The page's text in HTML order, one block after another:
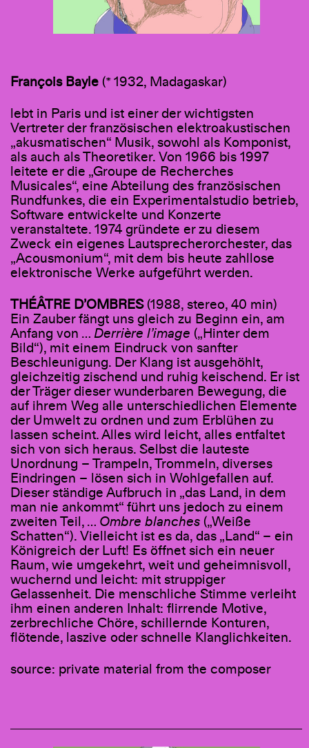
François Bayle (* 1932, Madagaskar)
lebt in Paris und ist einer der wichtigsten
Vertreter der französischen elektroakustischen
„akusmatischen“ Musik, sowohl als Komponist,
als auch als Theoretiker. Von 1966 bis 1997
leitete er die „Groupe de Recherches
Musicales“, eine Abteilung des französischen
Rundfunkes, die ein Experimentalstudio betrieb,
Software entwickelte und Konzerte
veranstaltete. 1974 gründete er zu diesem
Zweck ein eigenes Lautsprecherorchester, das
„Acousmonium“, mit dem bis heute zahllose
elektronische Werke aufgeführt werden.
THÉÂTRE D’OMBRES(1988, stereo, 40 min)
Ein Zauber fängt uns gleich zu Beginn ein, am
Anfang von … Derrière l’image („Hinter dem
Bild“), mit einem Eindruck von sanfter
Beschleunigung. Der Klang ist ausgehöhlt,
gleichzeitig zischend und ruhig keischend. Er ist
der Träger dieser wunderbaren Bewegung, die
auf ihrem Weg alle unterschiedlichen Elemente
der Umwelt zu ordnen und zum Erblühen zu
lassen scheint. Alles wird leicht, alles entfaltet
sich von sich heraus. Selbst die lauteste
Unordnung – Trampeln, Trommeln, diverses
Eindringen – lösen sich in Wohlgefallen auf.
Dieser ständige Aufbruch in „das Land, in dem
man nie ankommt“ führt uns jedoch zu einem
zweiten Teil, … Ombre blanches („Weiße
Schatten“). Vielleicht ist es da, das „Land“ – ein
Königreich der Luft! Es öffnet sich ein neuer
Raum, wie umgekehrt, weit und geheimnisvoll,
wuchernd und leicht: mit struppiger
Gelassenheit. Die menschliche Stimme verleiht
ihm einen anderen Inhalt: flirrende Motive,
zerbrechliche Chöre, schillernde Konturen,
flötende, laszive oder schnelle Klanglichkeiten.
source: private material from the composer